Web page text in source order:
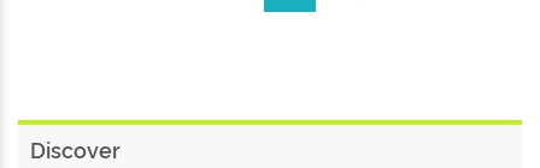
Discover